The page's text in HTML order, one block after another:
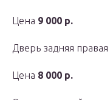
Цена 9 000 р.
Дверь задняя
Цена 8 000 р.